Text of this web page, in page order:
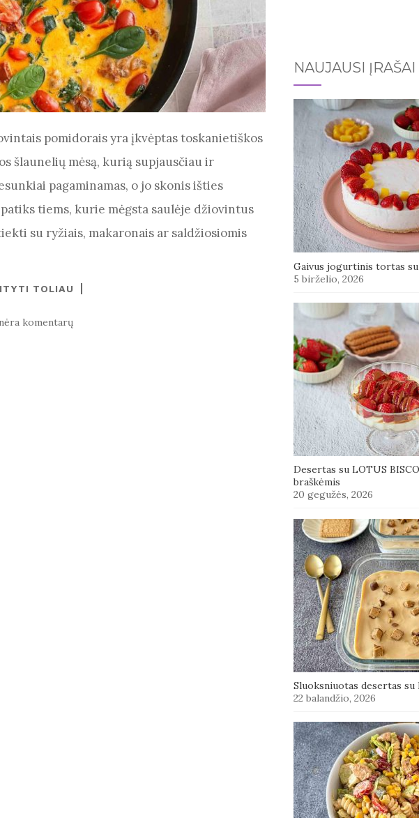
pomidorais yra įkvėptas toskanietiškos
šlaunelių mėsą, kurią supjausčiau ir
pagaminamas, o jo skonis išties
tiems, kurie mėgsta saulėje džiovintus
su ryžiais, makaronais ar saldžiosiomis
TOLIAU
komentarų
NAUJAUSI ĮRAŠAI
Gaivus jogurtinis tortas su
5 birželio, 2026
Desertas su LOTUS
braškėmis
20 gegužės, 2026
Sluoksniuotas desertas
22 balandžio, 2026